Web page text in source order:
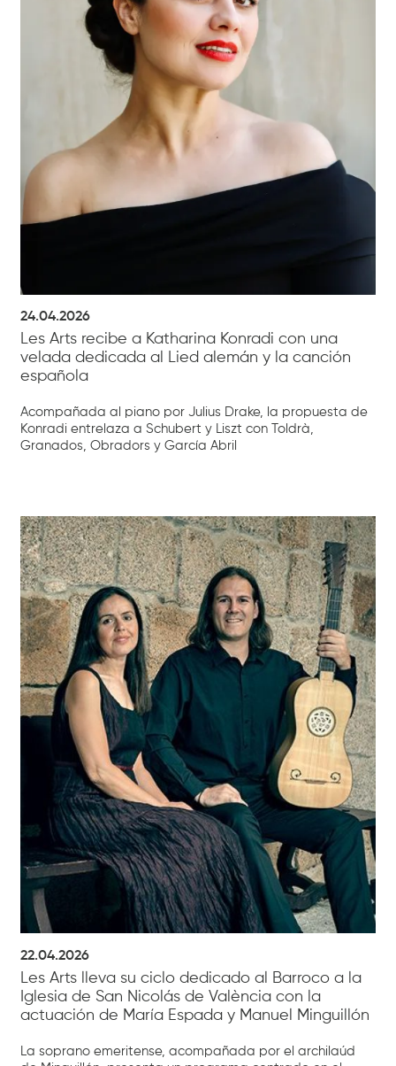
24.04.2026
Les Arts recibe a Katharina Konradi con una
velada dedicada al Lied alemán y la canción
española
Acompañada al piano por Julius Drake, la propuesta de
Konradi entrelaza a Schubert y Liszt con Toldrà,
Granados, Obradors y García Abril
22.04.2026
Les Arts lleva su ciclo dedicado al Barroco a la
Iglesia de San Nicolás de València con la
actuación de María Espada y Manuel Minguillón
La soprano emeritense, acompañada por el archilaúd